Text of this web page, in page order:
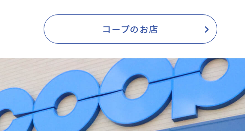
コープのお店